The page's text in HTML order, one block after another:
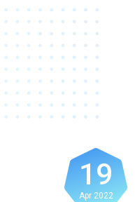
19
Apr 2022